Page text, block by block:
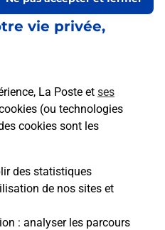
vie privée,
La Poste et ses
(ou technologies
cookies sont les
des statistiques
de nos sites et
: analyser les parcours
avec
ce que
la
?